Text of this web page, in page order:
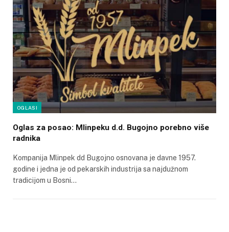
OGLASI
Oglas za posao: Mlinpeku d.d. Bugojno porebno više
radnika
Kompanija Mlinpek dd Bugojno osnovana je davne 1957.
godine i jedna je od pekarskih industrija sa najdužnom
tradicijom u Bosni…